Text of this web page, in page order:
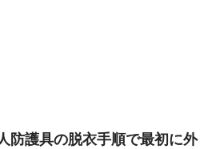
防護具の脱衣手順で最初に外